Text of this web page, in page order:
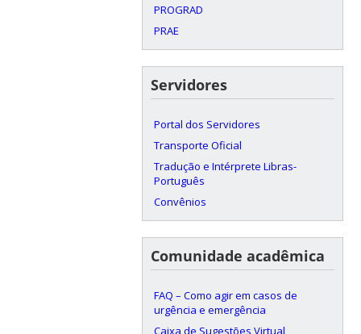
PROGRAD
PRAE
Servidores
Portal dos Servidores
Transporte Oficial
Tradução e Intérprete Libras-
Português
Convênios
Comunidade acadêmica
FAQ – Como agir em casos de
urgência e emergência
Caixa de Sugestões Virtual